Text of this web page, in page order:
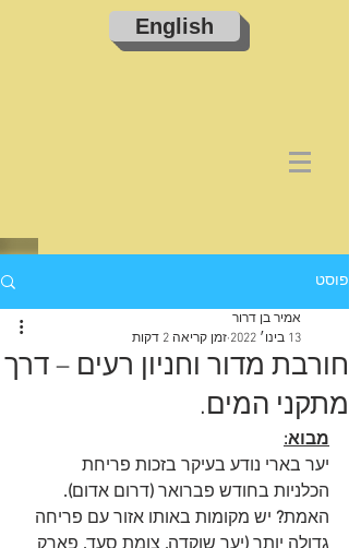
English
פוסט
חורבת מדור וחניון רעים – דרך
מתקני המים.
אמיר בן דרור
13 בינו׳ 2022
זמן קריאה 2 דקות
מבוא:
יער בארי נודע בעיקר בזכות פריחת
הכלניות בחודש פברואר (דרום אדום).
האמת? יש מקומות באותו אזור עם פריחה